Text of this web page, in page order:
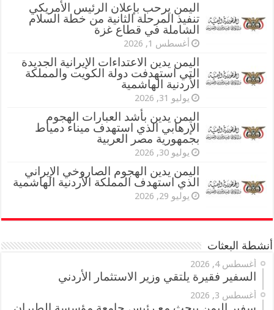
اليمن يرحب بإعلان الرئيس الأمريكي
تنفيذ المرحلة الثانية من خطة السلام
الشاملة في قطاع غزة
أغسطس 1, 2026
اليمن يدين الاعتداءات الإيرانية الجديدة
التي استهدفت دولة الكويت والمملكة
الأردنية الهاشمية
يوليو 31, 2026
اليمن يدين بأشد العبارات الهجوم
الإرهابي الذي استهدف ميناء دمياط
بجمهورية مصر العربية
يوليو 30, 2026
اليمن يدين الهجوم الصاروخي الإيراني
الذي استهدف المملكة الأردنية الهاشمية
يوليو 29, 2026
أنشطة البعثات
أغسطس 4, 2026
السفير فقيرة يلتقي وزير الاستثمار الأردني
أغسطس 3, 2026